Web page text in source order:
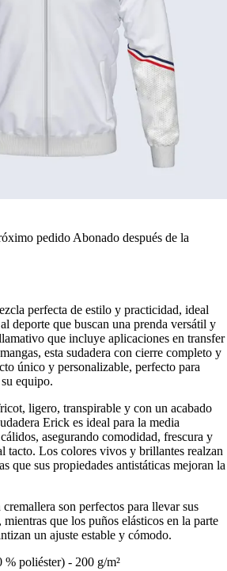
pedido Abonado después de la
perfecta de estilo y practicidad, ideal
deporte que buscan una prenda versátil y
que incluye aplicaciones en transfer
esta sudadera con cierre completo y
único y personalizable, perfecto para
equipo.
ligero, transpirable y con un acabado
Erick es ideal para la media
asegurando comodidad, frescura y
tacto. Los colores vivos y brillantes realzan
que sus propiedades antistáticas mejoran la
son perfectos para llevar sus
mientras que los puños elásticos en la parte
un ajuste estable y cómodo.
poliéster) - 200 g/m²